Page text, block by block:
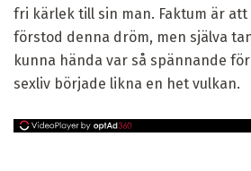
fri kärlek till sin man. Faktum är
förstod denna dröm, men själva
kunna hända var så spännande
sexliv började likna en het vulkan.